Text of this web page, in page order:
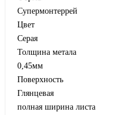
Супермонтеррей
Цвет
Серая
Толщина метала
0,45мм
Поверхность
Глянцевая
полная ширина листа